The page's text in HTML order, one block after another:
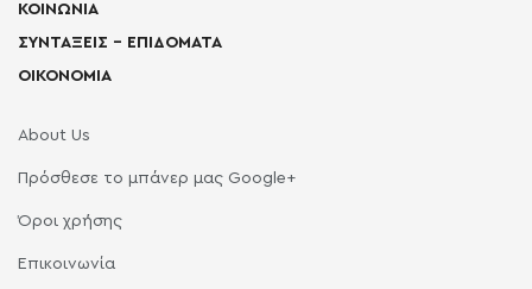
ΚΟΙΝΩΝΙΑ
ΣΥΝΤΑΞΕΙΣ – ΕΠΙΔΟΜΑΤΑ
ΟΙΚΟΝΟΜΙΑ
About Us
Πρόσθεσε το μπάνερ μας Google+
Όροι χρήσης
Επικοινωνία